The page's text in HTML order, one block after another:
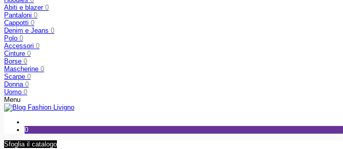
Abiti e blazer 0
Pantaloni 0
Cappotti 0
Denim e Jeans 0
Polo 0
Accessori 0
Cinture 0
Borse 0
Mascherine 0
Scarpe 0
Donna 0
Uomo 0
Menu
0
Sfoglia il catalogo